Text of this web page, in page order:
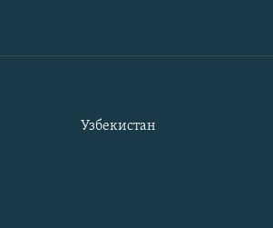
Узбекистан